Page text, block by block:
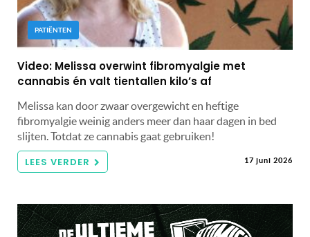
PATIËNTEN
Video: Melissa overwint fibromyalgie met
cannabis én valt tientallen kilo’s af
Melissa kan door zwaar overgewicht en heftige
fibromyalgie weinig anders meer dan haar dagen in bed
slijten. Totdat ze cannabis gaat gebruiken!
LEES VERDER 17 juni 2026